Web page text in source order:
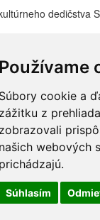
Používame
Súbory cookie a
zážitku z
zobrazovali
našich webových
prichádzajú.
Súhlasím
dedičstva
sa budú
vyhradené